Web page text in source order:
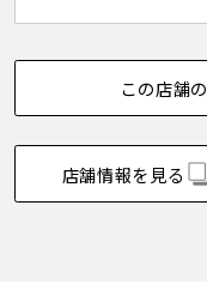
この店舗
店舗情報を見る